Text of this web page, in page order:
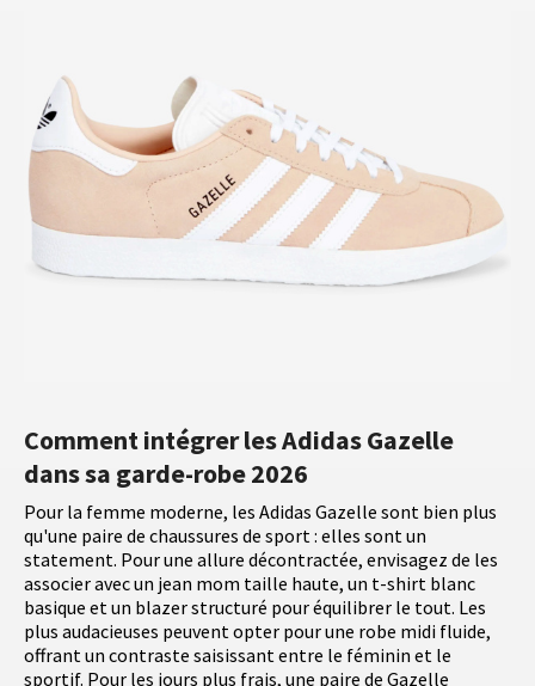
Comment intégrer les Adidas Gazelle
dans sa garde-robe 2026
Pour la femme moderne, les Adidas Gazelle sont bien plus
qu'une paire de chaussures de sport : elles sont un
statement. Pour une allure décontractée, envisagez de les
associer avec un jean mom taille haute, un t-shirt blanc
basique et un blazer structuré pour équilibrer le tout. Les
plus audacieuses peuvent opter pour une robe midi fluide,
offrant un contraste saisissant entre le féminin et le
sportif. Pour les jours plus frais, une paire de Gazelle